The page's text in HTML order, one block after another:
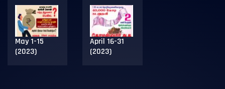
May 1-15
(2023)
April 16-31
(2023)